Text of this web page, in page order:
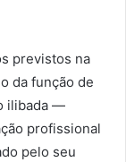
previstos na
da função de
ilibada —
profissional
pelo seu